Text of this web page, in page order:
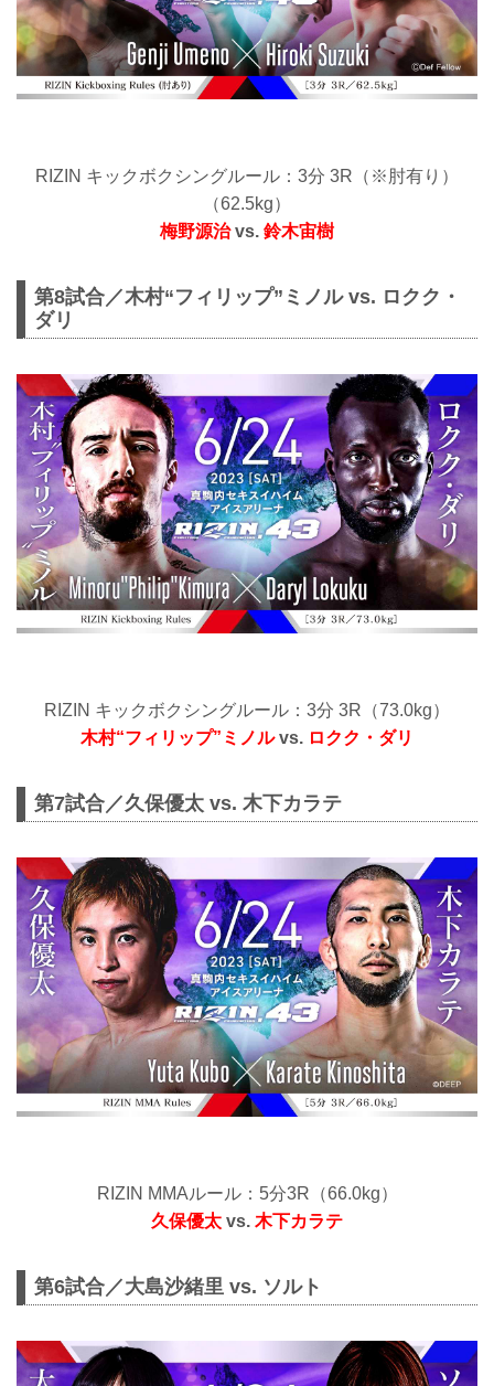
RIZIN キックボクシングルール：3分 3R（※肘有り）
（62.5kg）
梅野源治vs. 鈴木宙樹
第8試合／木村“フィリップ”ミノル vs. ロクク・
ダリ
RIZIN キックボクシングルール：3分 3R（73.0kg）
木村“フィリップ”ミノルvs. ロクク・ダリ
第7試合／久保優太 vs. 木下カラテ
RIZIN MMAルール：5分3R（66.0kg）
久保優太 vs. 木下カラテ
第6試合／大島沙緒里 vs. ソルト